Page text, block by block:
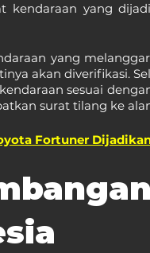
kendaraan yang
yang
akan diverifikasi.
sesuai
surat tilang ke
Fortuner